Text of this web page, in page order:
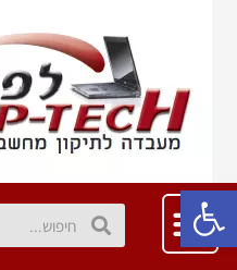
פתח סרגל נגישות חיפושחיפוש